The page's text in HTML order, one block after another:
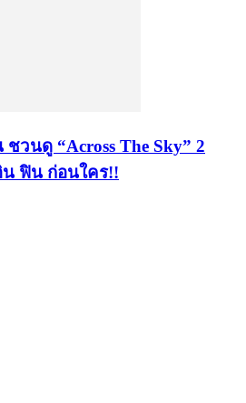
วนดู “Across The Sky” 2
น ฟิน ก่อนใคร!!